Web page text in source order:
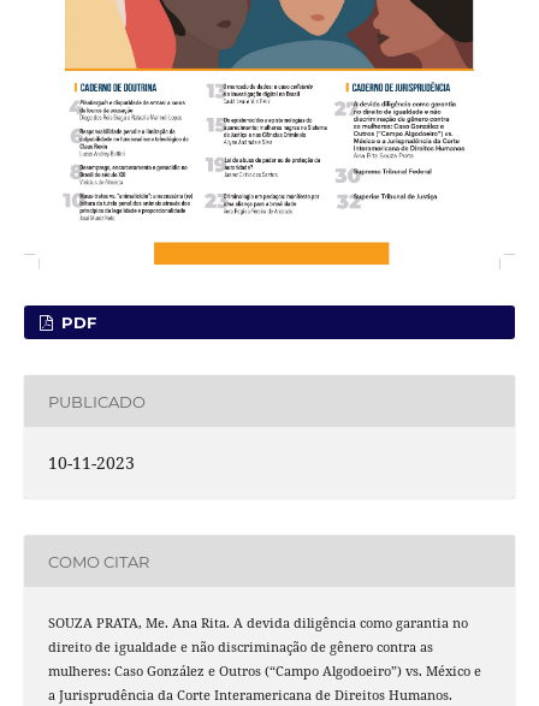
PDF
PUBLICADO
10-11-2023
COMO CITAR
SOUZA PRATA, Me. Ana Rita. A devida diligência como garantia no
direito de igualdade e não discriminação de gênero contra as
mulheres: Caso González e Outros (“Campo Algodoeiro”) vs. México e
a Jurisprudência da Corte Interamericana de Direitos Humanos.